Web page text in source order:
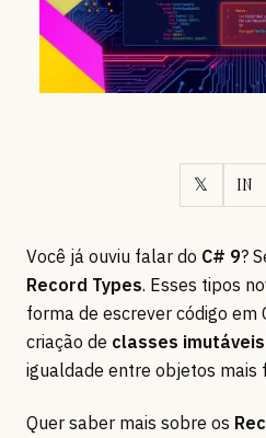
𝕏 IN
Você já ouviu falar do C# 9?
Record Types. Esses tipos
forma de escrever código em
criação de classes imutáveis
igualdade entre objetos mais
Quer saber mais sobre os